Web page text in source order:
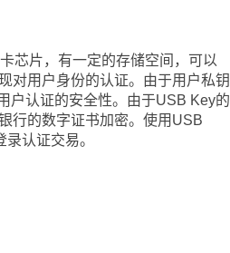
芯片，有一定的存储空间，可以
对用户身份的认证。由于用户私钥
户认证的安全性。由于USB Key的
行的数字证书加密。使用USB
认证交易。